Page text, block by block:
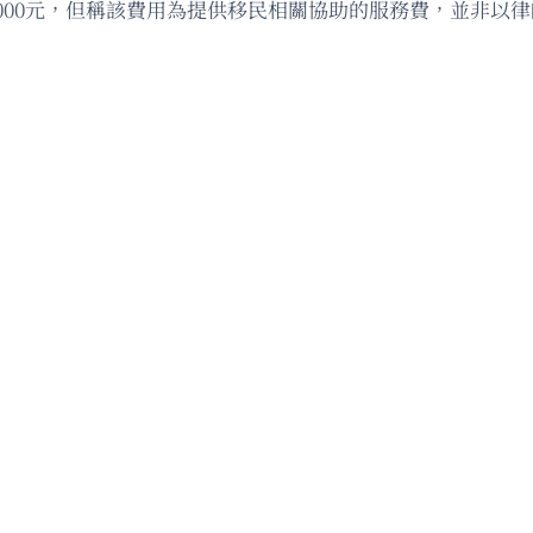
元，但稱該費用為提供移民相關協助的服務費，並非以